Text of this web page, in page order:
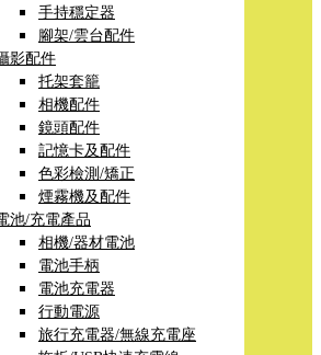
手持穩定器
腳架/雲台配件
影配件
托架套籠
相機配件
鏡頭配件
記憶卡及配件
色彩檢測/矯正
煙霧機及配件
池/充電產品
相機/器材電池
電池手柄
電池充電器
行動電源
旅行充電器/無線充電座